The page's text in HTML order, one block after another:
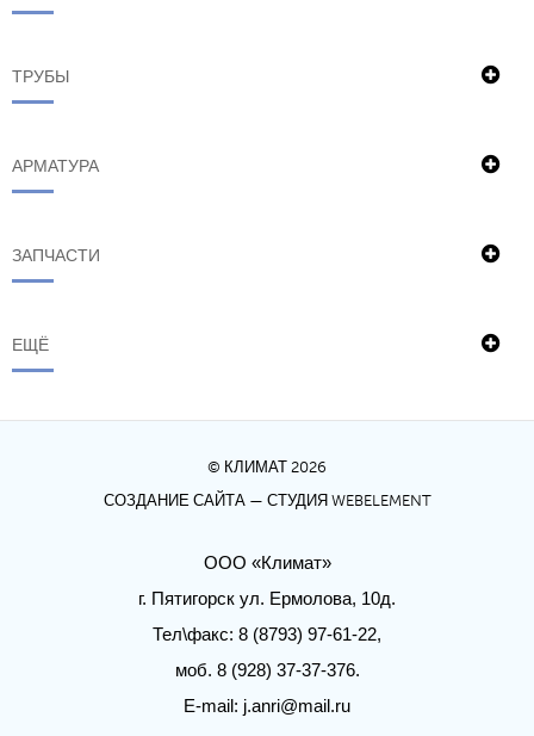
ТРУБЫ
АРМАТУРА
ЗАПЧАСТИ
ЕЩЁ
© КЛИМАТ 2026
СОЗДАНИЕ САЙТА— СТУДИЯ WEBELEMENT
ООО «Климат»
г. Пятигорск ул. Ермолова, 10д.
Тел\факс: 8 (8793) 97-61-22,
моб. 8 (928) 37-37-376.
E-mail: j.anri@mail.ru